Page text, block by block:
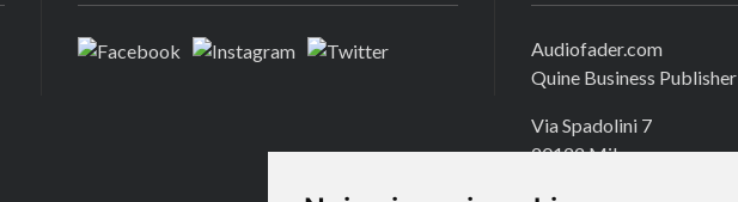
Audiofader.com
Quine Business Publisher
Via Spadolini 7
20122 Milano